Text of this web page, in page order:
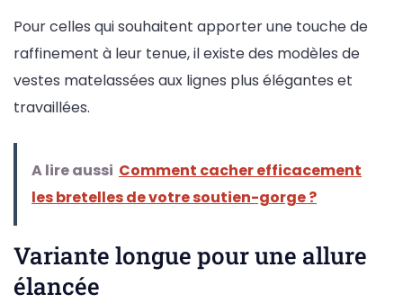
Pour celles qui souhaitent apporter une touche de
raffinement à leur tenue, il existe des modèles de
vestes matelassées aux lignes plus élégantes et
travaillées.
A lire aussi Comment cacher efficacement
les bretelles de votre soutien-gorge ?
Variante longue pour une allure
élancée